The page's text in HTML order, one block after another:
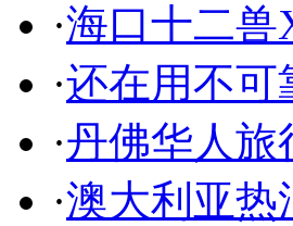
·海口十二兽
·还在用不可
·丹佛华人旅
·澳大利亚热